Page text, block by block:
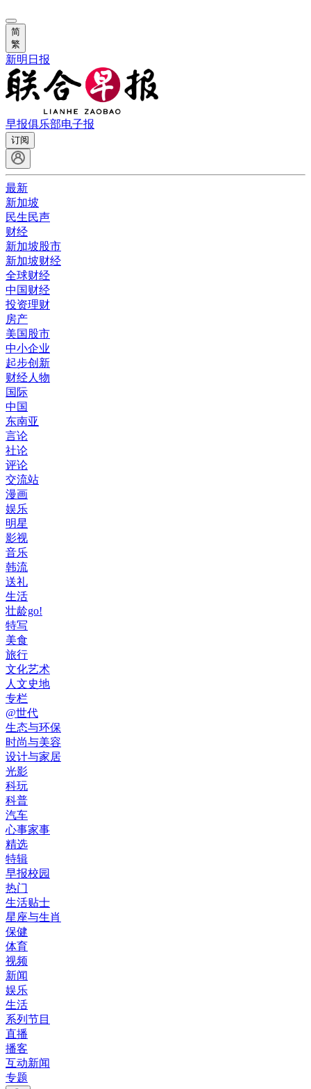
简
繁
新明日报
早报俱乐部电子报
订阅
最新
新加坡
民生民声
财经
新加坡股市
新加坡财经
全球财经
中国财经
投资理财
房产
美国股市
中小企业
起步创新
财经人物
国际
中国
东南亚
言论
社论
评论
交流站
漫画
娱乐
明星
影视
音乐
韩流
送礼
生活
壮龄go!
特写
美食
旅行
文化艺术
人文史地
专栏
@世代
生态与环保
时尚与美容
设计与家居
光影
科玩
科普
汽车
心事家事
精选
特辑
早报校园
热门
生活贴士
星座与生肖
保健
体育
视频
新闻
娱乐
生活
系列节目
直播
播客
互动新闻
专题